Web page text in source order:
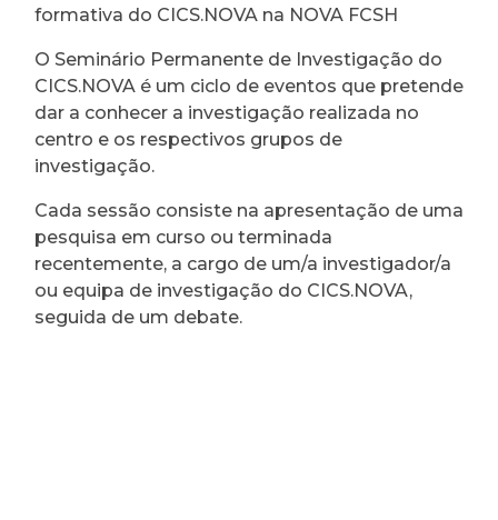
formativa do CICS.NOVA na NOVA FCSH
O Seminário Permanente de Investigação do
CICS.NOVA é um ciclo de eventos que pretende
dar a conhecer a investigação realizada no
centro e os respectivos grupos de
investigação.
Cada sessão consiste na apresentação de uma
pesquisa em curso ou terminada
recentemente, a cargo de um/a investigador/a
ou equipa de investigação do CICS.NOVA,
seguida de um debate.